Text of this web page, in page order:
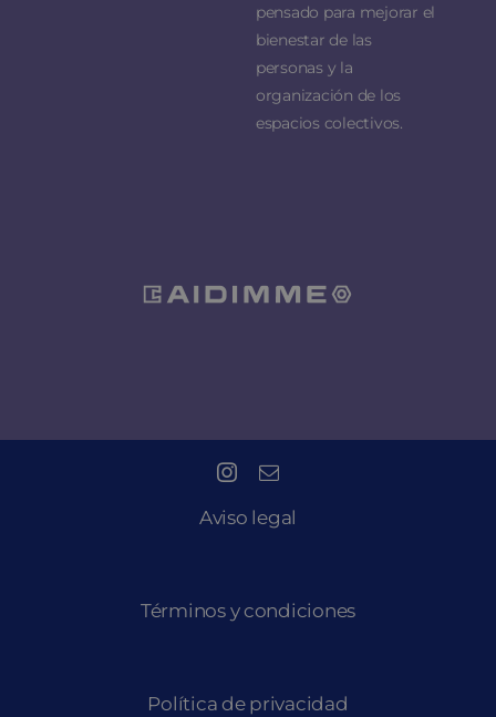
pensado para mejorar el
bienestar de las
personas y la
organización de los
espacios colectivos.
Aviso legal
Términos y condiciones
Política de privacidad